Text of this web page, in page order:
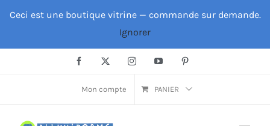
Ceci est une boutique vitrine — commande sur demande.
Ignorer
Facebook InstagramYouTube
Mon compte PANIER